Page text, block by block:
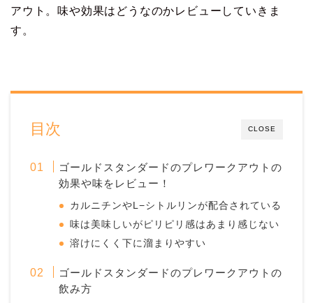
アウト。味や効果はどうなのかレビューしていきま
す。
CLOSE
目次
ゴールドスタンダードのプレワークアウトの
効果や味をレビュー！
カルニチンやL−シトルリンが配合されている
味は美味しいがピリピリ感はあまり感じない
溶けにくく下に溜まりやすい
ゴールドスタンダードのプレワークアウトの
飲み方